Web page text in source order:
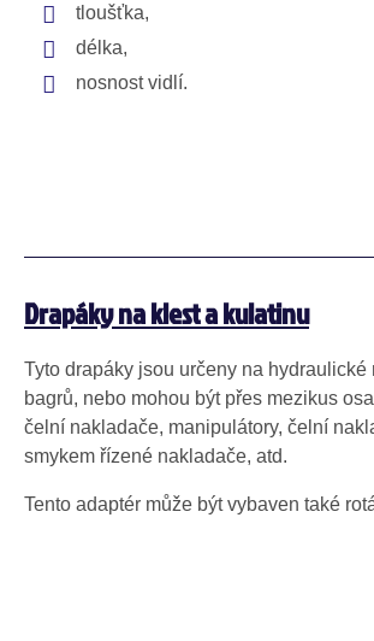
tloušťka,
délka,
nosnost vidlí.
Drapáky na klest a kulatinu
Tyto drapáky jsou určeny na hydraulické
bagrů, nebo mohou být přes mezikus
čelní nakladače, manipulátory, čelní
smykem řízené nakladače, atd.
Tento adaptér může být vybaven také